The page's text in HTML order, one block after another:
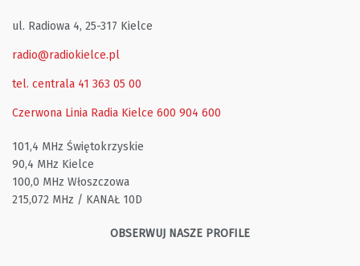
ul. Radiowa 4, 25-317 Kielce
radio@radiokielce.pl
tel. centrala 41 363 05 00
Czerwona Linia Radia Kielce 600 904 600
101,4 MHz Świętokrzyskie
90,4 MHz Kielce
100,0 MHz Włoszczowa
215,072 MHz / KANAŁ 10D
OBSERWUJ NASZE PROFILE